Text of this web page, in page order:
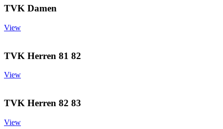
TVK Damen
View
TVK Herren 81 82
View
TVK Herren 82 83
View